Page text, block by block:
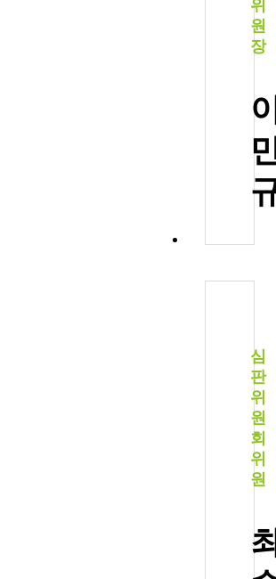
위
원
장
심
판
위
원
회
위
원